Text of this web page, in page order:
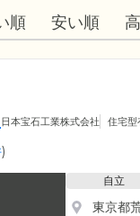
順 安い順
日本宝石工業株式会社 住宅型
)
自立
東京都